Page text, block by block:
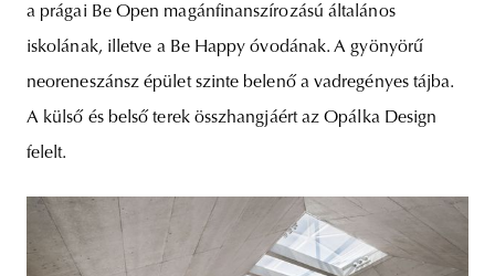
a prágai Be Open magánfinanszírozású általános
iskolának, illetve a Be Happy óvodának. A gyönyörű
neoreneszánsz épület szinte belenő a vadregényes tájba.
A külső és belső terek összhangjáért az Opálka Design
felelt.